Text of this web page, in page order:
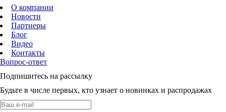
О компании
Новости
Партнеры
Блог
Видео
Контакты
Вопрос-ответ
Подпишитесь на рассылку
Будьте в числе первых, кто узнает о новинках и распродажах